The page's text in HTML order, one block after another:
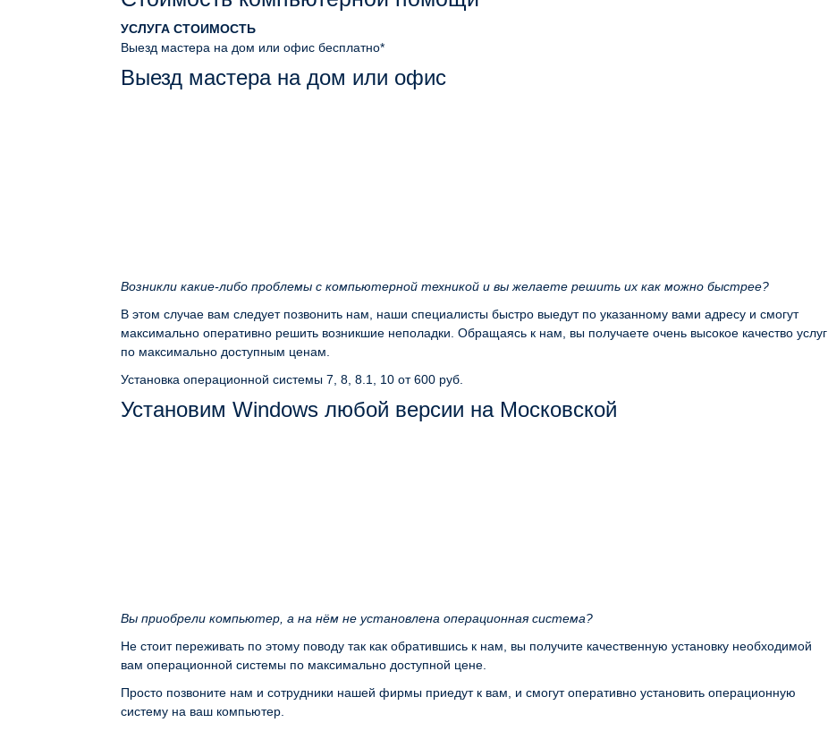
УСЛУГА СТОИМОСТЬ
Выезд мастера на дом или офис бесплатно*
Выезд мастера на дом или офис
Возникли какие-либо проблемы с компьютерной техникой и вы желаете решить их как можно быстрее?
В этом случае вам следует позвонить нам, наши специалисты быстро выедут по указанному вами адресу и смогут
максимально оперативно решить возникшие неполадки. Обращаясь к нам, вы получаете очень высокое качество услуг
по максимально доступным ценам.
Установка операционной системы 7, 8, 8.1, 10 от 600 руб.
Установим Windows любой версии на Московской
Вы приобрели компьютер, а на нём не установлена операционная система?
Не стоит переживать по этому поводу так как обратившись к нам, вы получите качественную установку необходимой
вам операционной системы по максимально доступной цене.
Просто позвоните нам и сотрудники нашей фирмы приедут к вам, и смогут оперативно установить операционную
систему на ваш компьютер.